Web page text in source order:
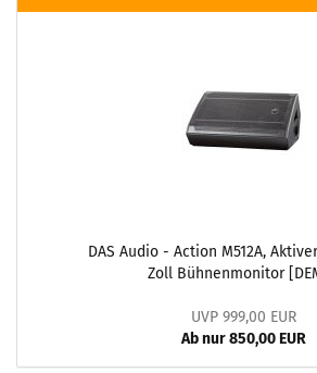
DAS Audio - Action M512A,
Zoll Bühnenmonitor
UVP 999,00 EUR
Ab nur 850,00 EUR